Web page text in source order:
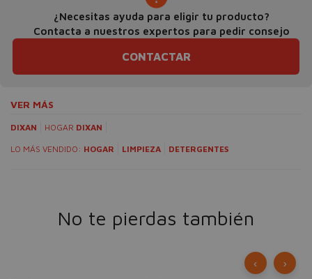
¿Necesitas ayuda para eligir tu producto?
Contacta a nuestros expertos para pedir consejo
CONTACTAR
VER MÁS
DIXAN HOGAR DIXAN
LO MÁS VENDIDO: HOGAR LIMPIEZA DETERGENTES
No te pierdas también
‹ ›